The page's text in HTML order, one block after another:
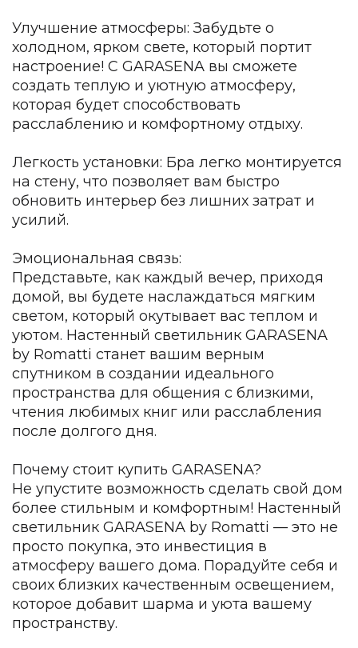
Улучшение атмосферы: Забудьте о
холодном, ярком свете, который портит
настроение! С GARASENA вы сможете
создать теплую и уютную атмосферу,
которая будет способствовать
расслаблению и комфортному отдыху.
Легкость установки: Бра легко монтируется
на стену, что позволяет вам быстро
обновить интерьер без лишних затрат и
усилий.
Эмоциональная связь:
Представьте, как каждый вечер, приходя
домой, вы будете наслаждаться мягким
светом, который окутывает вас теплом и
уютом. Настенный светильник GARASENA
by Romatti станет вашим верным
спутником в создании идеального
пространства для общения с близкими,
чтения любимых книг или расслабления
после долгого дня.
Почему стоит купить GARASENA?
Не упустите возможность сделать свой дом
более стильным и комфортным! Настенный
светильник GARASENA by Romatti — это не
просто покупка, это инвестиция в
атмосферу вашего дома. Порадуйте себя и
своих близких качественным освещением,
которое добавит шарма и уюта вашему
пространству.